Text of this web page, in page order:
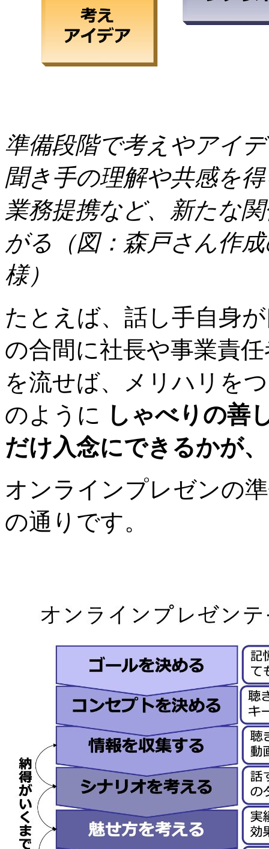
準備段階で考えやアイ
聞き手の理解や共感を
業務提携など、新たな
がる（図：森戸さん作
様）
たとえば、話し手自身
の合間に社長や事業責
を流せば、メリハリを
のように しゃべりの善
だけ入念にできるかが
オンラインプレゼンの
の通りです。